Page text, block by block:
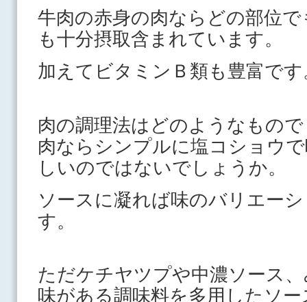
牛肉の赤身の肉ならどの部位
も十分摂取含まれています。
加えてビタミンＢ類も豊富です
肉の調理法はどのようなもの
肉ならシンプルに塩コショウ
しいのではないでしょうか。
ソースに凝れば味のバリエー
す。
ただケチヤツプや中濃ソース
味がある調味料を多用したソ